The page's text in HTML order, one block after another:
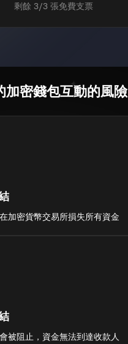
剩餘 3/3 張免費支票
加密錢包互動的風險
加密貨幣交易所損失所有資金
被阻止，資金無法到達收款人